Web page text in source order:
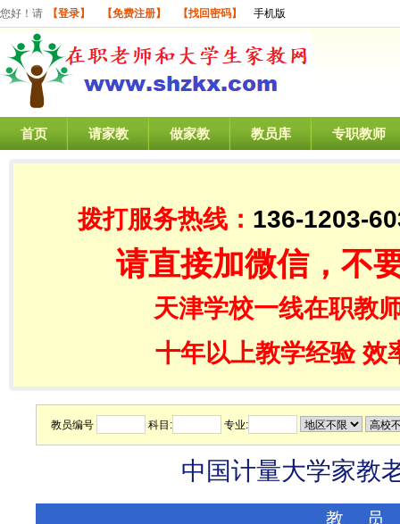
您好！请 【登录】 【免费注册】 【找回密码】 手机版
首页 请家教 做家教 教员库 专职教师
拨打服务热线： 136-1203-
请直接加微信，不
天津学校一线在职教
十年以上教学经验 效
教员编号 科目: 专业:
中国计量大学家教
教